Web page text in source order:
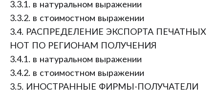
3.3.1. в натуральном выражении
3.3.2. в стоимостном выражении
3.4. РАСПРЕДЕЛЕНИЕ ЭКСПОРТА ПЕЧАТНЫХ
НОТ ПО РЕГИОНАМ ПОЛУЧЕНИЯ
3.4.1. в натуральном выражении
3.4.2. в стоимостном выражении
3.5. ИНОСТРАННЫЕ ФИРМЫ-ПОЛУЧАТЕЛИ